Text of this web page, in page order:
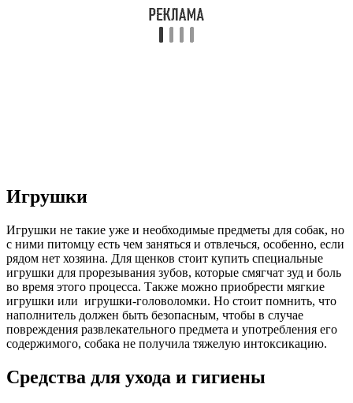
Игрушки
Игрушки не такие уже и необходимые предметы для собак, но
с ними питомцу есть чем заняться и отвлечься, особенно, если
рядом нет хозяина. Для щенков стоит купить специальные
игрушки для прорезывания зубов, которые смягчат зуд и боль
во время этого процесса. Также можно приобрести мягкие
игрушки или игрушки-головоломки. Но стоит помнить, что
наполнитель должен быть безопасным, чтобы в случае
повреждения развлекательного предмета и употребления его
содержимого, собака не получила тяжелую интоксикацию.
Средства для ухода и гигиены